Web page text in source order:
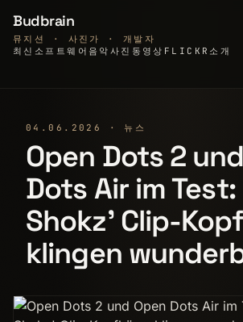
Budbrain
뮤지션 · 사진가 · 개발자
최신 소프트웨어 음악 사진 동영상 FLICKR 소개
04.06.2026 · 뉴스
Open Dots 2
Dots Air im
Shokz' Clip-
klingen